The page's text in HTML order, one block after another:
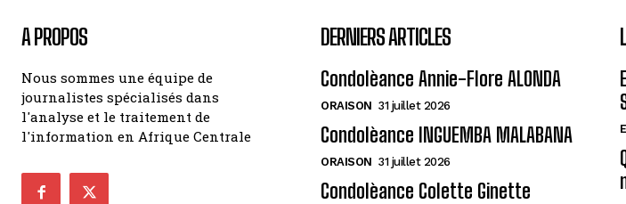
A PROPOS
Nous sommes une équipe de
journalistes spécialisés dans
l'analyse et le traitement de
l'information en Afrique Centrale
DERNIERS ARTICLES
Condolèance Annie-Flore ALONDA
ORAISON 31 juillet 2026
Condolèance INGUEMBA MALABANA
ORAISON 31 juillet 2026
Condolèance Colette Ginette